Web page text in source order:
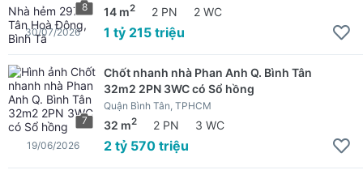
8 14 m2 2 PN 2 WC
1 tỷ 215 triệu
30/07/2026
7
Chốt nhanh nhà Phan Anh Q. Bình Tân
32m2 2PN 3WC có Sổ hồng
Quận Bình Tân, TPHCM
32 m2 2 PN 3 WC
2 tỷ 570 triệu
19/06/2026